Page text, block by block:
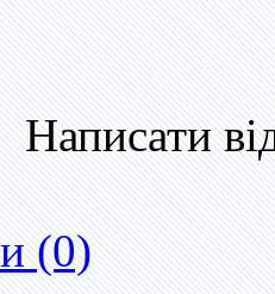
Написати
(0)